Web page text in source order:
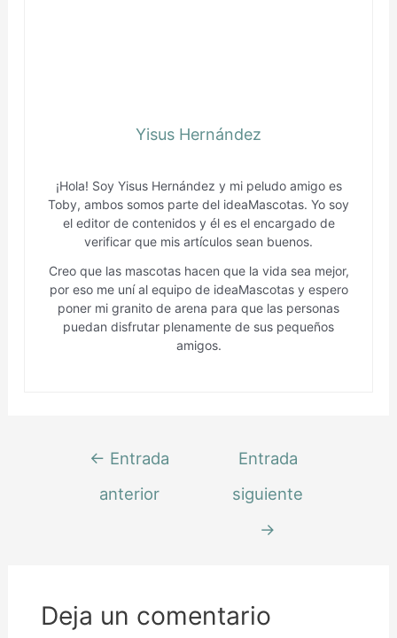
Yisus Hernández
¡Hola! Soy Yisus Hernández y mi peludo amigo es
Toby, ambos somos parte del ideaMascotas. Yo soy
el editor de contenidos y él es el encargado de
verificar que mis artículos sean buenos.
Creo que las mascotas hacen que la vida sea mejor,
por eso me uní al equipo de ideaMascotas y espero
poner mi granito de arena para que las personas
puedan disfrutar plenamente de sus pequeños
amigos.
← Entrada
anterior
Entrada
siguiente
→
Deja un comentario